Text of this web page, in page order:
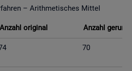
– Arith­me­ti­sches Mit­tel
An­zahl ori­gi­nal An­zahl
70